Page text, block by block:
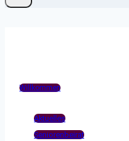
Willkommen
Aktuelles
Seniorenbeirat